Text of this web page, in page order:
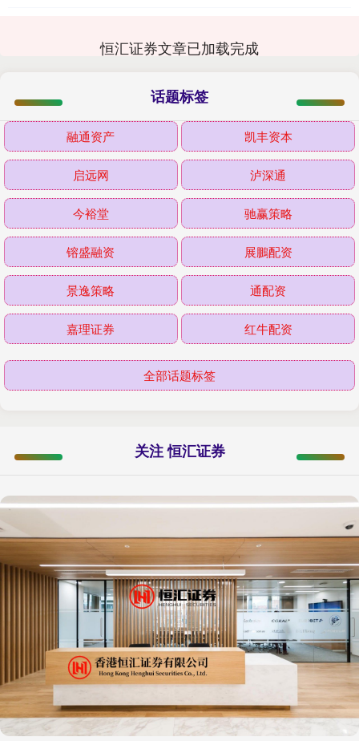
恒汇证券文章已加载完成
话题标签
融通资产 凯丰资本
启远网 泸深通
今裕堂 驰赢策略
镕盛融资 展鵬配资
景逸策略 通配资
嘉理证券 红牛配资
全部话题标签
关注 恒汇证券